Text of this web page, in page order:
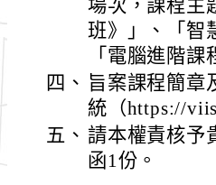
場次，課程主
班》」、「智
「電腦進階
四、 旨案課程簡章
統（https://
五、 請本權責核予
函1份。